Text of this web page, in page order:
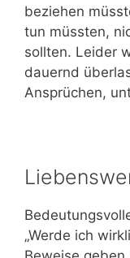
beziehen
tun müssten,
sollten. Leider
dauernd
Ansprüchen,
„Werde ich